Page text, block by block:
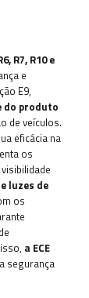
R7, R10 e
e
E9,
produto
de veículos.
eficácia na
os
luzes de
os
a ECE
segurança